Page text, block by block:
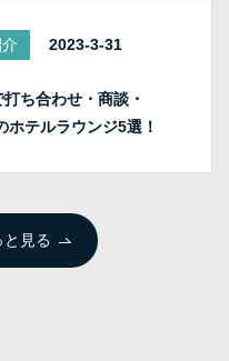
2023-3-31
ち合わせ・商談・
ホテルラウンジ5選！
と見る